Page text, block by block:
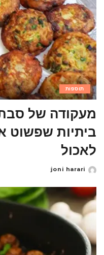
תוספות
מעקודה של
ביתיות שפשוט
לאכול
Posted
joni harari